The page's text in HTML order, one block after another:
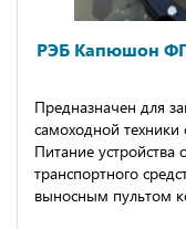
РЭБ Капюшон
Предназначен для
самоходной
Питание устройства
транспортного
выносным пультом
длиной 4 м.